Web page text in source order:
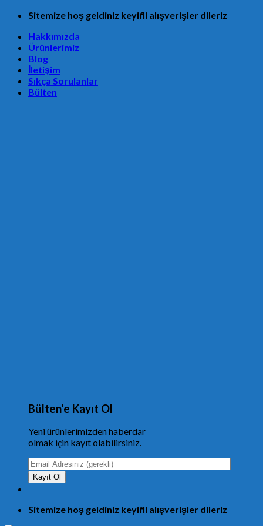
Skip
content
Sitemize hoş geldiniz keyifli alışverişler dileriz
Hakkımızda
Ürünlerimiz
Blog
İletişim
Sıkça Sorulanlar
Bülten
Bülten'e Kayıt Ol
Yeni ürünlerimizden haberdar
olmak için kayıt olabilirsiniz.
Sitemize hoş geldiniz keyifli alışverişler dileriz